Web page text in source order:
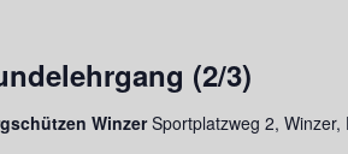
(2/3)
WinzerSportplatzweg 2, Winzer,